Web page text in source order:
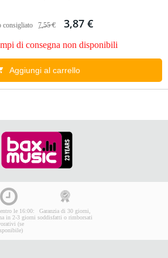
consigliato 7,55 € 3,87 €
di consegna non disponibili
Aggiungi al carrello
le 16:00:
in 2-3 giorni
(se
Garanzia di 30 giorni,
soddisfatti o rimborsati